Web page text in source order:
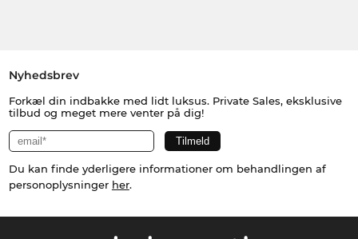
Nyhedsbrev
Forkæl din indbakke med lidt luksus. Private Sales, eksklusive
tilbud og meget mere venter på dig!
Du kan finde yderligere informationer om behandlingen af
personoplysninger her.